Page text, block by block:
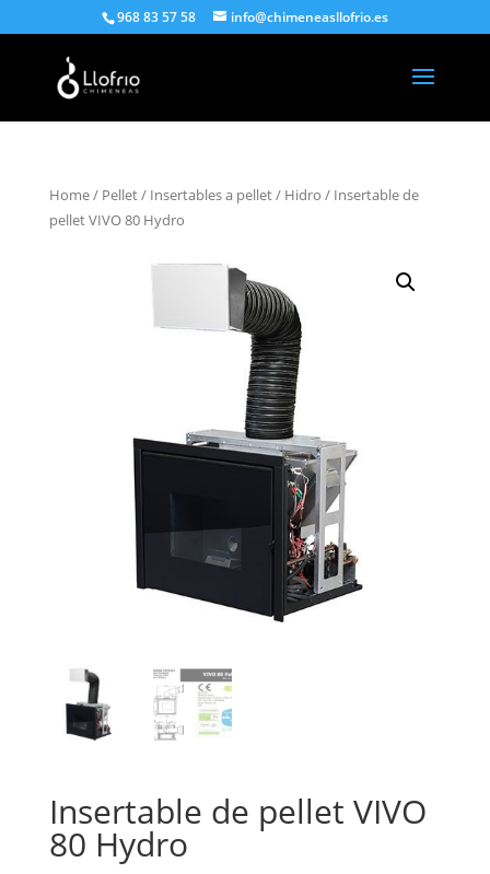
968 83 57 58 info@chimeneasllofrio.es
Home/ Pellet/ Insertables a pellet/ Hidro / Insertable de
pellet VIVO 80 Hydro
Insertable de pellet VIVO
80 Hydro